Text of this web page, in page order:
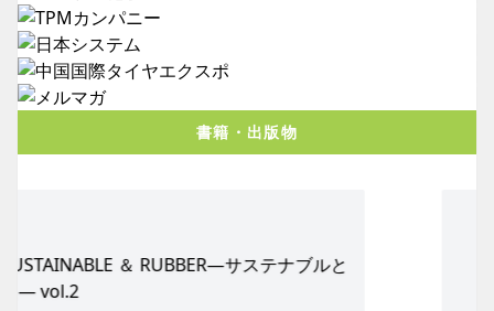
書籍・出版物